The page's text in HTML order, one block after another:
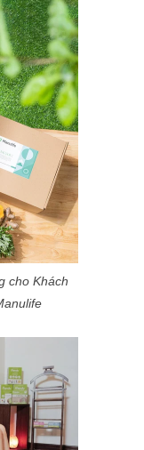
cho Khách